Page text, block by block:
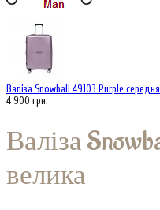
Валіза Snowball 49103 Purple середня
4 900 грн.
Валіза
велика